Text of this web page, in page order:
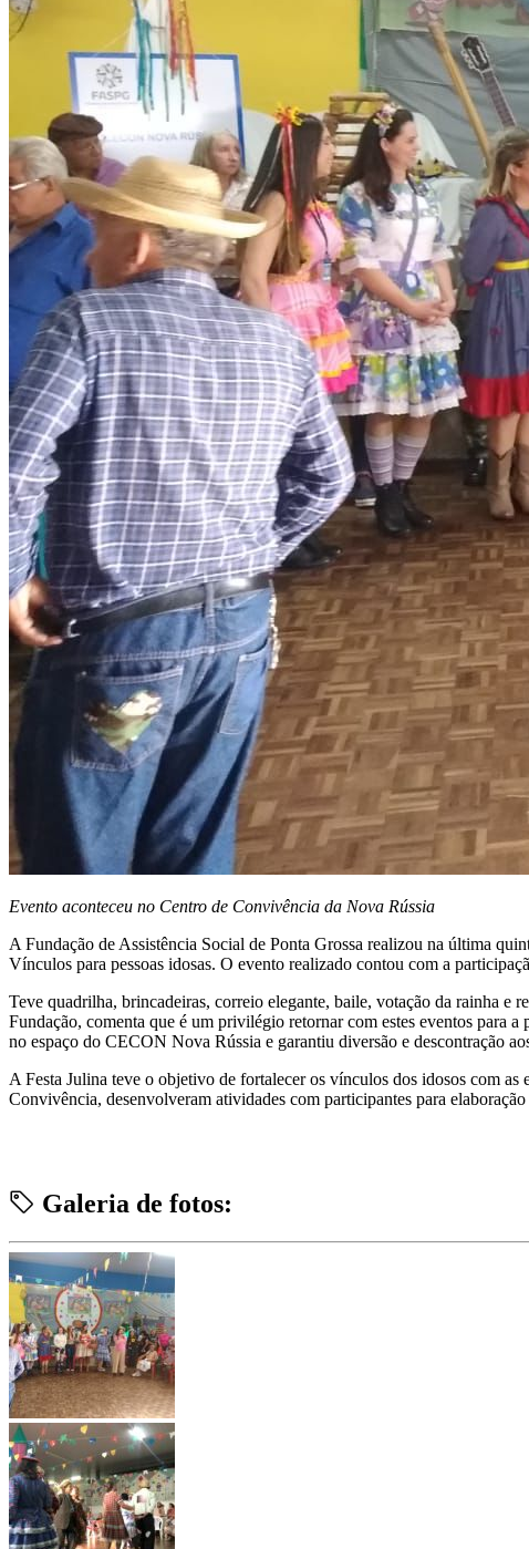
Evento aconteceu no Centro de Convivência da Nova Rússia
A Fundação de Assistência Social de Ponta Grossa realizou na última
Vínculos para pessoas idosas. O evento realizado contou com a
Teve quadrilha, brincadeiras, correio elegante, baile, votação da rainha e
Fundação, comenta que é um privilégio retornar com estes eventos para
no espaço do CECON Nova Rússia e garantiu diversão e descontração
A Festa Julina teve o objetivo de fortalecer os vínculos dos idosos com
Convivência, desenvolveram atividades com participantes para
Galeria de fotos: